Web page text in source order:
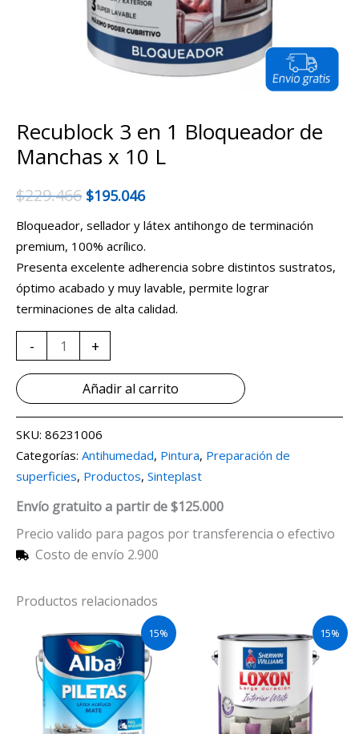
Recublock 3 en 1 Bloqueador de
Manchas x 10 L
$229.466 $195.046
Bloqueador, sellador y látex antihongo de terminación
premium, 100% acrílico.
Presenta excelente adherencia sobre distintos sustratos,
óptimo acabado y muy lavable, permite lograr
terminaciones de alta calidad.
- +
Añadir al carrito
SKU: 86231006
Categorías: Antihumedad, Pintura, Preparación de
superficies, Productos, Sinteplast
Envío gratuito a partir de $125.000
Precio valido para pagos por transferencia o efectivo
Costo de envío 2.900
Productos relacionados
15% 15%